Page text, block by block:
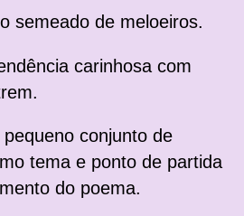
semeado de meloeiros.
carinhosa com
conjunto de
tema e ponto de partida
do poema.